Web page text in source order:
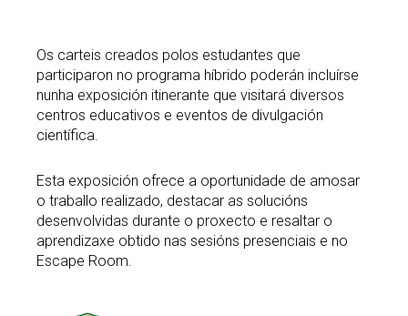
ES EN Search
por:
Os carteis creados polos estudantes que
participaron no programa híbrido poderán incluírse
nunha exposición itinerante que visitará diversos
centros educativos e eventos de divulgación
científica.
Esta exposición ofrece a oportunidade de amosar
o traballo realizado, destacar as solucións
desenvolvidas durante o proxecto e resaltar o
aprendizaxe obtido nas sesións presenciais e no
Escape Room.